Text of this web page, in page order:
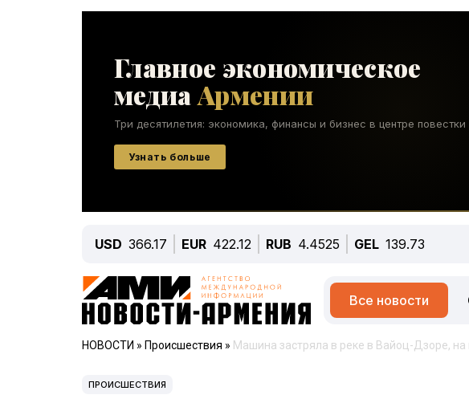
USD 366.17 EUR 422.12 RUB 4.4525 GEL 139.73
Все новости
НОВОСТИ » Происшествия » Машина застряла в реке в Вайоц-Дзоре,
ПРОИСШЕСТВИЯ